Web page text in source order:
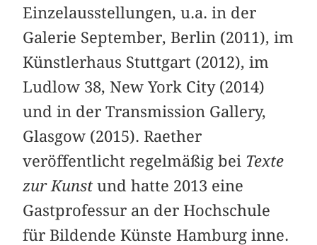
Einzelausstellungen, u.a. in der
Galerie September, Berlin (2011), im
Künstlerhaus Stuttgart (2012), im
Ludlow 38, New York City (2014)
und in der Transmission Gallery,
Glasgow (2015). Raether
veröffentlicht regelmäßig bei Texte
zur Kunst und hatte 2013 eine
Gastprofessur an der Hochschule
für Bildende Künste Hamburg inne.